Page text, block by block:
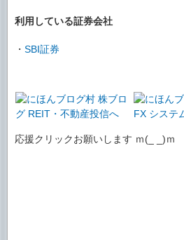
利用している証券会社
・ SBI証券
応援クリックお願いします ｍ(_ _)ｍ